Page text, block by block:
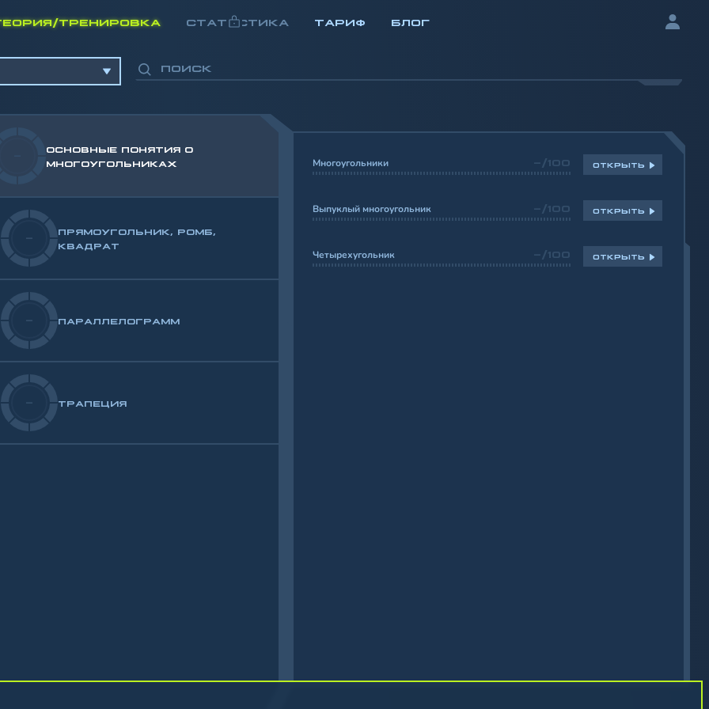
ТРЕНИРОВКА СТАТИСТИКА ТАРИФ БЛОГ
ОСНОВНЫЕ ПОНЯТИЯ О
МНОГОУГОЛЬНИКАХ
-
ПРЯМОУГОЛЬНИК, РОМБ,
КВАДРАТ
- ПАРАЛЛЕЛОГРАММ
- ТРАПЕЦИЯ
Многоугольники -/100 ОТКРЫТЬ
Выпуклый многоугольник -/100 ОТКРЫТЬ
Четырехугольник -/100 ОТКРЫТЬ